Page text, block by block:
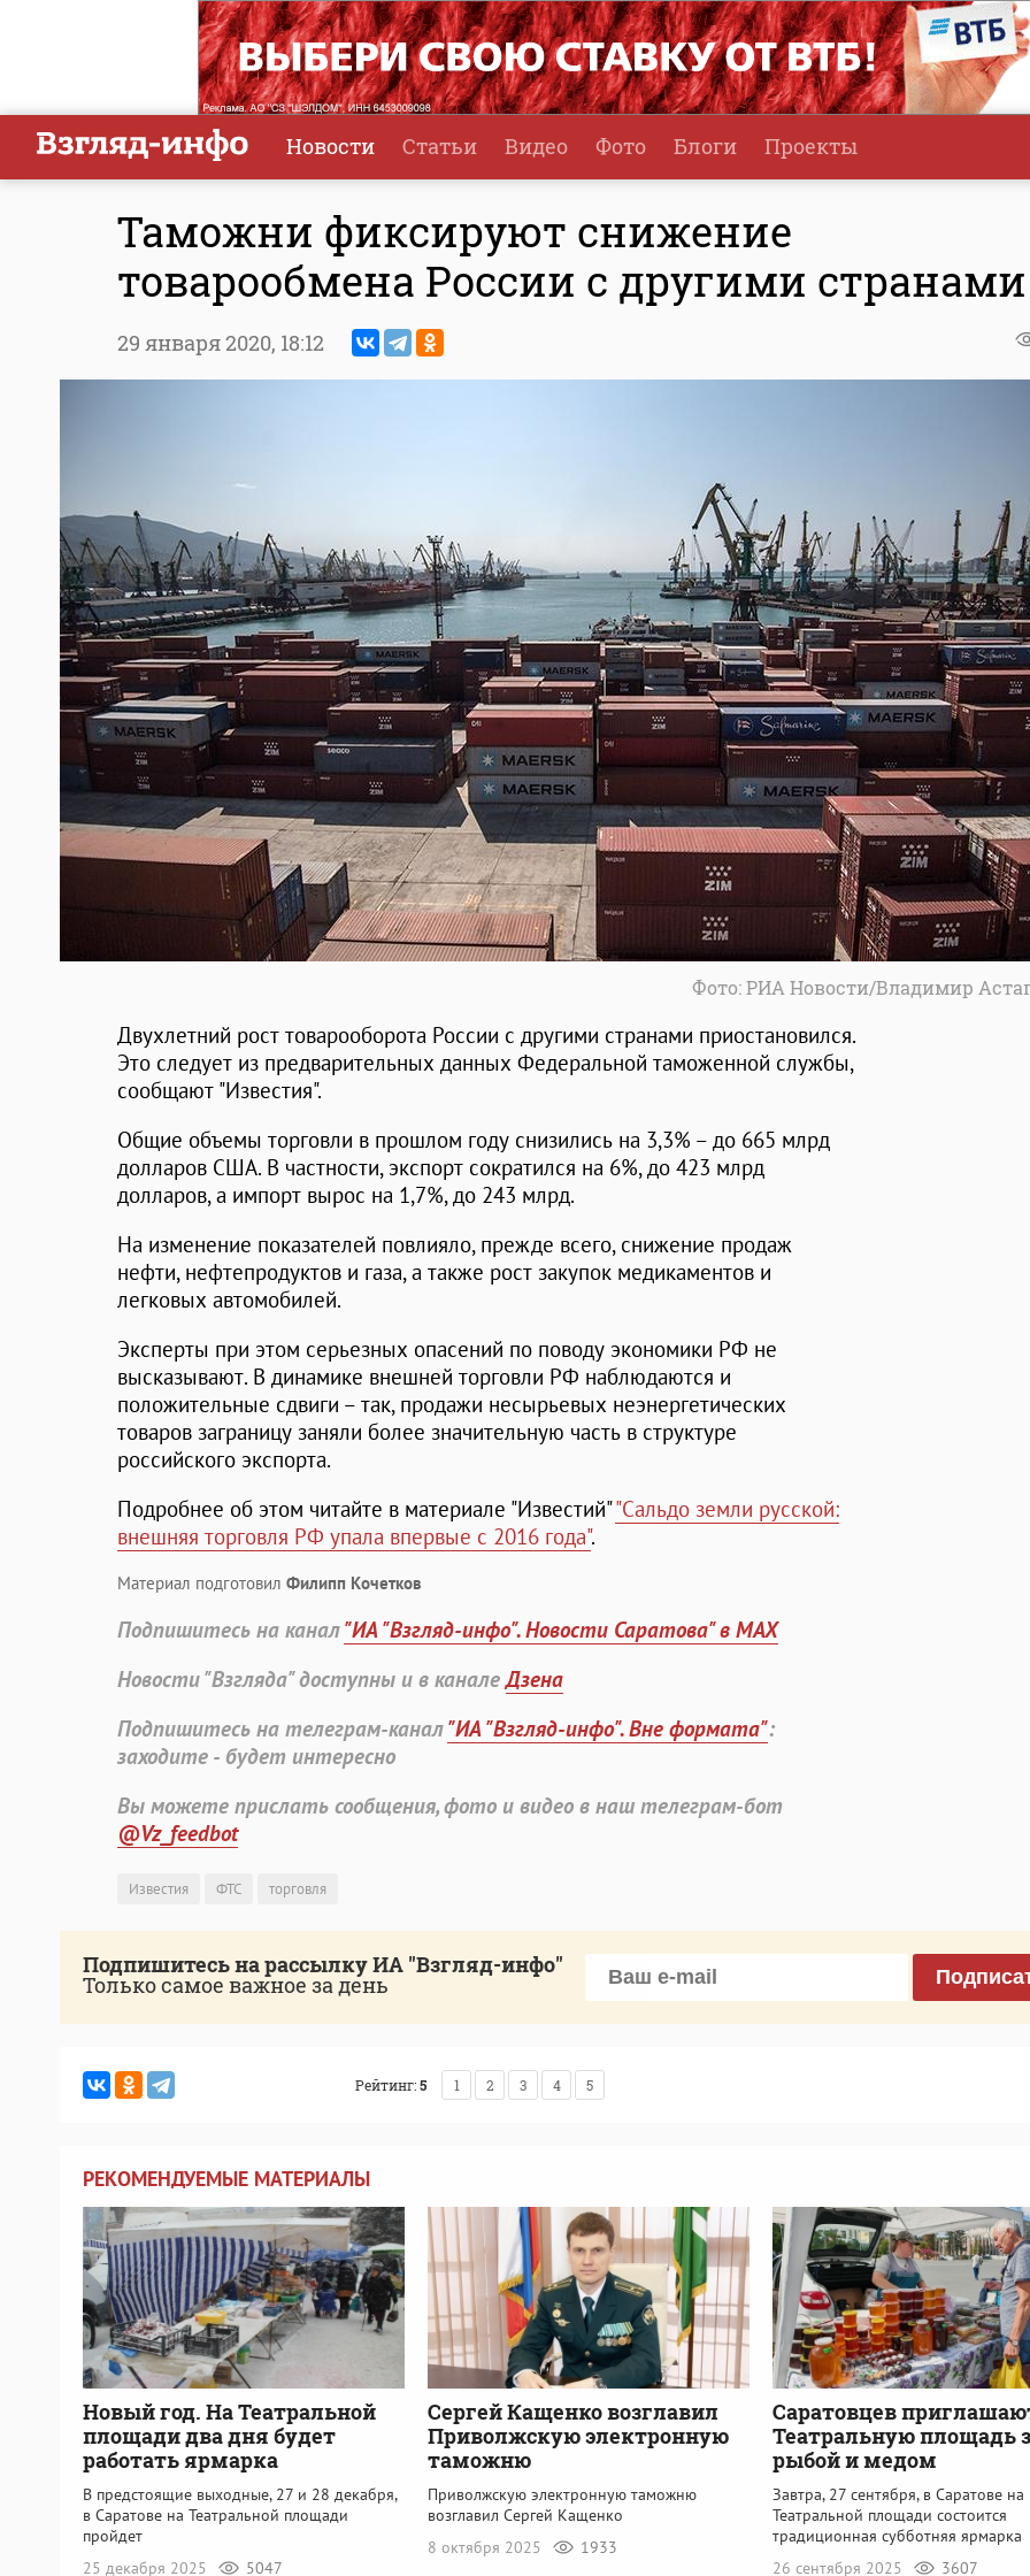
Новости Статьи Видео Фото Блоги Проекты
Таможни фиксируют снижение
товарообмена России с другими странами
29 января 2020, 18:12
Фото: РИА Новости/Владимир
Двухлетний рост товарооборота России с другими странами приостановился.
Это следует из предварительных данных Федеральной таможенной службы,
сообщают "Известия".
Общие объемы торговли в прошлом году снизились на 3,3% – до 665 млрд
долларов США. В частности, экспорт сократился на 6%, до 423 млрд
долларов, а импорт вырос на 1,7%, до 243 млрд.
На изменение показателей повлияло, прежде всего, снижение продаж
нефти, нефтепродуктов и газа, а также рост закупок медикаментов и
легковых автомобилей.
Эксперты при этом серьезных опасений по поводу экономики РФ не
высказывают. В динамике внешней торговли РФ наблюдаются и
положительные сдвиги – так, продажи несырьевых неэнергетических
товаров заграницу заняли более значительную часть в структуре
российского экспорта.
Подробнее об этом читайте в материале "Известий""Сальдо земли русской:
внешняя торговля РФ упала впервые с 2016 года".
Материал подготовил Филипп Кочетков
Подпишитесь на канал"ИА "Взгляд-инфо". Новости Саратова" в MAX
Новости "Взгляда" доступны и в каналеДзена
Подпишитесь на телеграм-канал"ИА "Взгляд-инфо". Вне формата":
заходите - будет интересно
Вы можете прислать сообщения, фото и видео в наш телеграм-бот
@Vz_feedbot
Известия ФТС торговля
Подпишитесь на рассылку ИА "Взгляд-инфо"
Только самое важное за день
Рейтинг:5 1 2 3 4 5
РЕКОМЕНДУЕМЫЕ МАТЕРИАЛЫ
Новый год. На Театральной
площади два дня будет
работать ярмарка
В предстоящие выходные, 27 и 28 декабря,
в Саратове на Театральной площади
пройдет
25 декабря 2025
5047
Сергей Кащенко возглавил
Приволжскую электронную
таможню
Приволжскую электронную таможню
возглавил Сергей Кащенко
8 октября 2025
1933
Саратовцев
Театральную площадь
рыбой и медом
Завтра, 27 сентября, в Саратове на
Театральной площади состоится
традиционная субботняя ярмарка
26 сентября 2025
3607